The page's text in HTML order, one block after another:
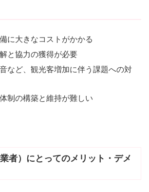
に大きなコストがかかる
と協力の獲得が必要
など、観光客増加に伴う課題への対
制の構築と維持が難しい
者）にとってのメリット・デメ